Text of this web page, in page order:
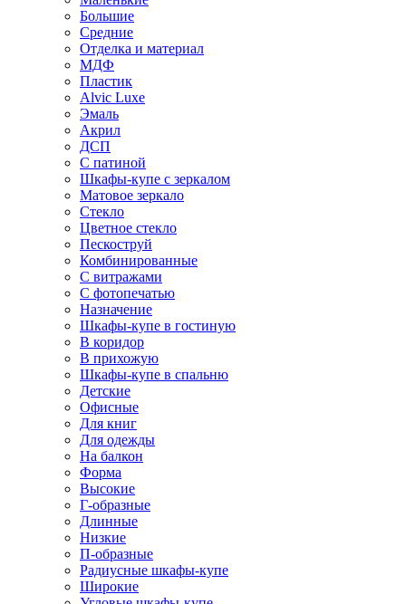
Большие
Средние
Отделка и материал
МДФ
Пластик
Alvic Luxe
Эмаль
Акрил
ДСП
С патиной
Шкафы-купе с зеркалом
Матовое зеркало
Стекло
Цветное стекло
Пескоструй
Комбинированные
С витражами
С фотопечатью
Назначение
Шкафы-купе в гостиную
В коридор
В прихожую
Шкафы-купе в спальню
Детские
Офисные
Для книг
Для одежды
На балкон
Форма
Высокие
Г-образные
Длинные
Низкие
П-образные
Радиусные шкафы-купе
Широкие